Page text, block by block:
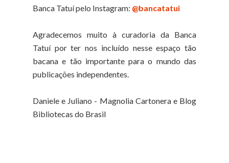
Banca Tatuí pelo Instagram: @bancatatui
Agradecemos muito à curadoria da Banca
Tatuí por ter nos incluído nesse espaço tão
bacana e tão importante para o mundo das
publicações independentes.
Daniele e Juliano - Magnolia Cartonera e Blog
Bibliotecas do Brasil